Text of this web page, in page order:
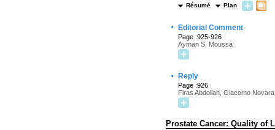
Résumé Plan
· Editorial Comment
Page :925-926
Ayman S. Moussa
· Reply
Page :926
Firas Abdollah, Giacomo Novara
Prostate Cancer: Quality of